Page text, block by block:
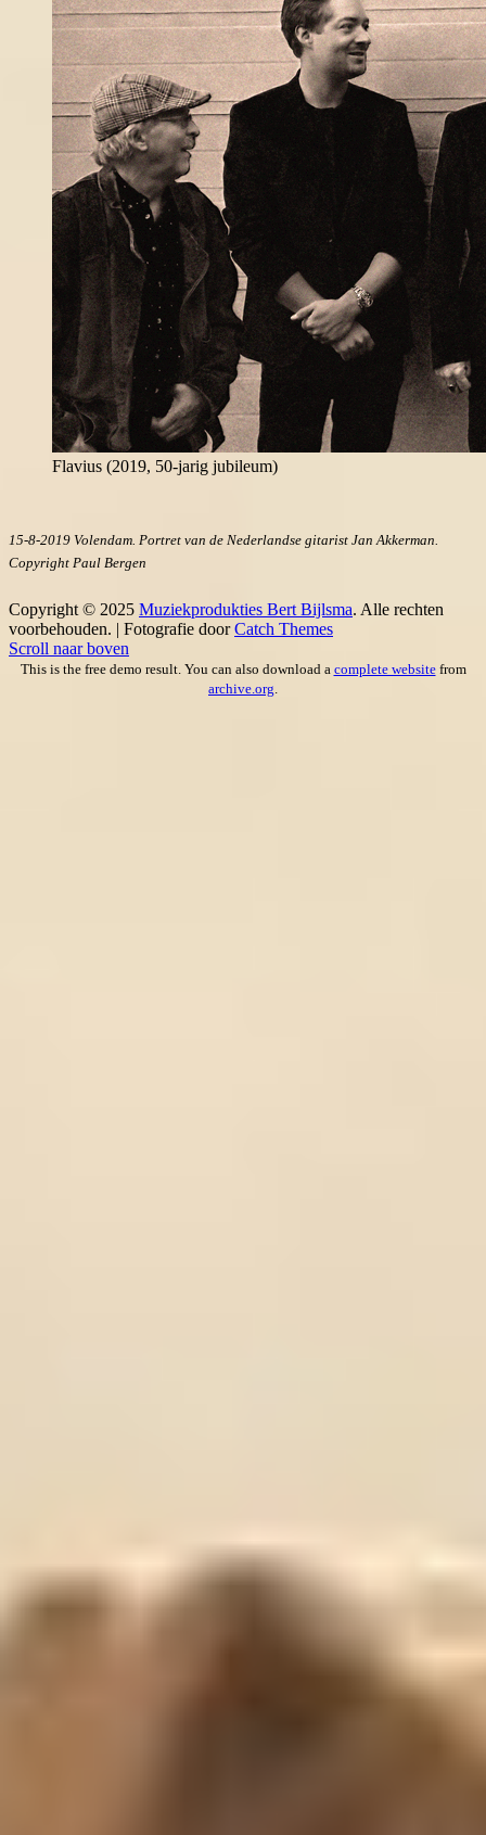
Flavius (2019, 50-jarig jubileum)
15-8-2019 Volendam. Portret van de Nederlandse gitarist Jan Akkerman.
Copyright Paul Bergen
Copyright © 2025 Muziekprodukties Bert Bijlsma. Alle rechten
voorbehouden. | Fotografie doorCatch Themes
Scroll naar boven
This is the free demo result. You can also download a complete websitefrom
archive.org.